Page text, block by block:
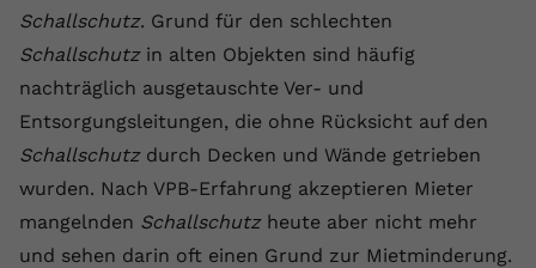
Schallschutz. Grund für den schlechten
Schallschutzin alten Objekten sind häufig
nachträglich ausgetauschte Ver- und
Entsorgungsleitungen, die ohne Rücksicht auf den
Schallschutzdurch Decken und Wände getrieben
wurden. Nach VPB-Erfahrung akzeptieren Mieter
mangelnden Schallschutzheute aber nicht mehr
und sehen darin oft einen Grund zur Mietminderung.
Anbieter Youtube.com
Laufzeit
Zweck
Dieser von YouTube gesetzte Cookie
registriert eine eindeutige ID, um
Daten darüber zu speichern, welche
gesehen hat.